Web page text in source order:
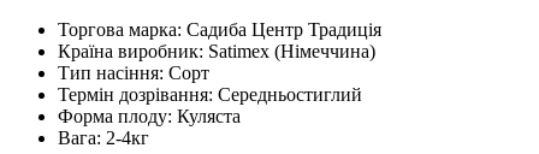
Торгова марка: Садиба Центр Традиція
Країна виробник: Satimex (Німеччина)
Тип насіння: Сорт
Термін дозрівання: Середньостиглий
Форма плоду: Куляста
Вага: 2-4кг